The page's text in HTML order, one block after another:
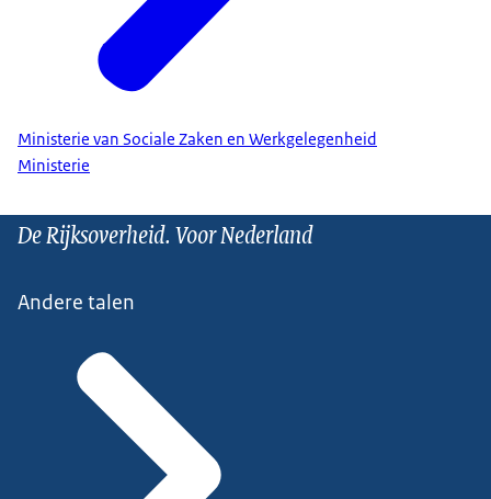
Ministerie van Sociale Zaken en Werkgelegenheid
Ministerie
De Rijksoverheid. Voor Nederland
Andere talen